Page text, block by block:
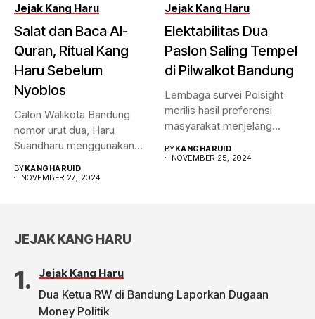
Jejak Kang Haru
Salat dan Baca Al-
Quran, Ritual Kang
Haru Sebelum
Nyoblos
Calon Walikota Bandung
nomor urut dua, Haru
Suandharu menggunakan
BYKANGHARUID
NOVEMBER 27, 2024
Jejak Kang Haru
Elektabilitas Dua
Paslon Saling Tempel
di Pilwalkot Bandung
Lembaga survei Polsight
merilis hasil preferensi
masyarakat menjelang
Hasilnya,...
BYKANGHARUID
NOVEMBER 25, 2024
JEJAK KANG HARU
Jejak Kang Haru
Dua Ketua RW di Bandung Laporkan Dugaan
Money Politik